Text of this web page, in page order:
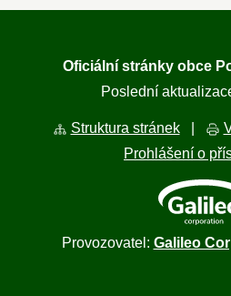
Oficiální stránky obce
Poslední
Struktura stránek
Prohlášení o
Provozovatel: Galileo